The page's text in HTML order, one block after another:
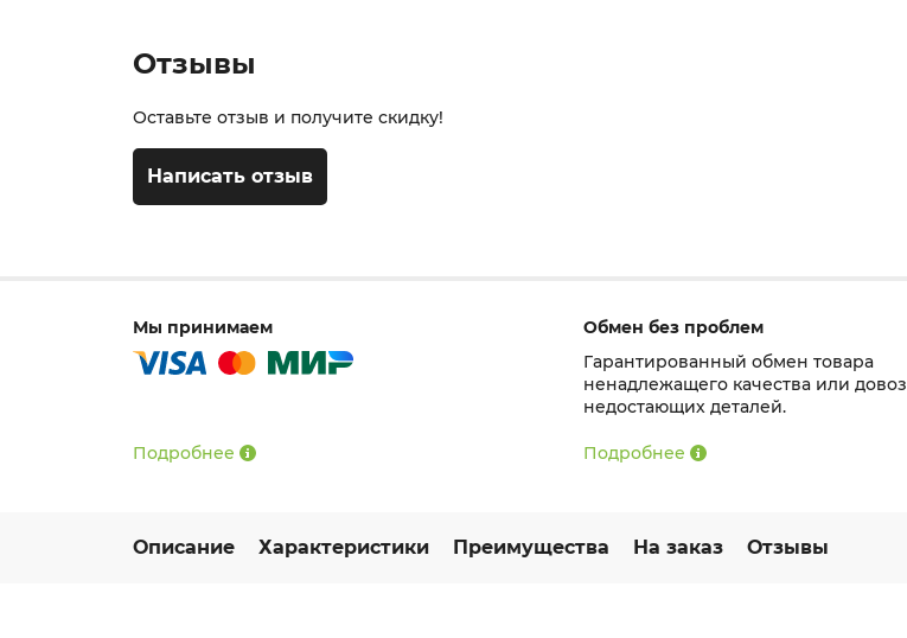
Отзывы
Оставьте отзыв и получите скидку!
Написать отзыв
Мы принимаем
Подробнее
Обмен без проблем
Гарантированный обмен товара
ненадлежащего качества или довоз
недостающих деталей.
Подробнее
Описание Характеристики Преимущества На заказ Отзывы